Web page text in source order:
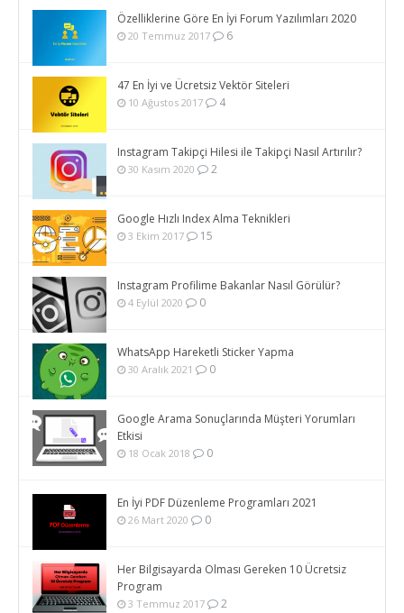
Özelliklerine Göre En İyi Forum Yazılımları 2020
20 Temmuz 2017 6
47 En İyi ve Ücretsiz Vektör Siteleri
10 Ağustos 2017 4
Instagram Takipçi Hilesi ile Takipçi Nasıl Artırılır?
30 Kasım 2020 2
Google Hızlı Index Alma Teknikleri
3 Ekim 2017 15
Instagram Profilime Bakanlar Nasıl Görülür?
4 Eylül 2020 0
WhatsApp Hareketli Sticker Yapma
30 Aralık 2021 0
Google Arama Sonuçlarında Müşteri Yorumları
Etkisi
18 Ocak 2018 0
En İyi PDF Düzenleme Programları 2021
26 Mart 2020 0
Her Bilgisayarda Olması Gereken 10 Ücretsiz
Program
3 Temmuz 2017 2